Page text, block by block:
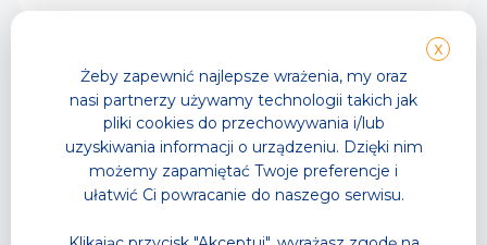
X
Żeby zapewnić najlepsze wrażenia, my oraz
nasi partnerzy używamy technologii takich jak
pliki cookies do przechowywania i/lub
uzyskiwania informacji o urządzeniu. Dzięki nim
możemy zapamiętać Twoje preferencje i
ułatwić Ci powracanie do naszego serwisu.